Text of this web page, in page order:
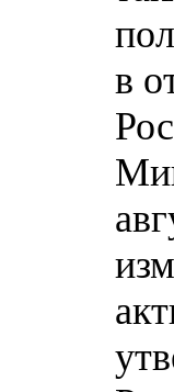
в